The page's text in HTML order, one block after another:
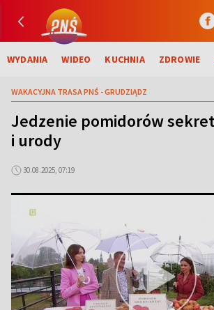
WYDANIA WIDEO KUCHNIA ZDROWIE
WAKACYJNA TRASA PNŚ - GRUDZIĄDZ
Jedzenie pomidorów
i urody
30.08.2025, 07:19